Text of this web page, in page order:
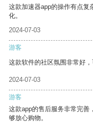
这款加速器app的操作有点复
化。
2024-07-03
游客
这款软件的社区氛围非常好
2024-07-03
游客
这款app的售后服务非常完善
够放心购物。